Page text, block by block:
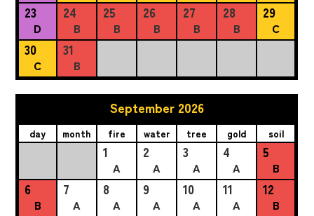
23
D
24
B
25
B
26
B
27
B
28
B
29
C
30
C
31
B
September 2026
day month fire water tree gold soil
1
A
2
A
3
A
4
A
5
B
6
B
7
A
8
A
9
A
10
A
11
A
12
B